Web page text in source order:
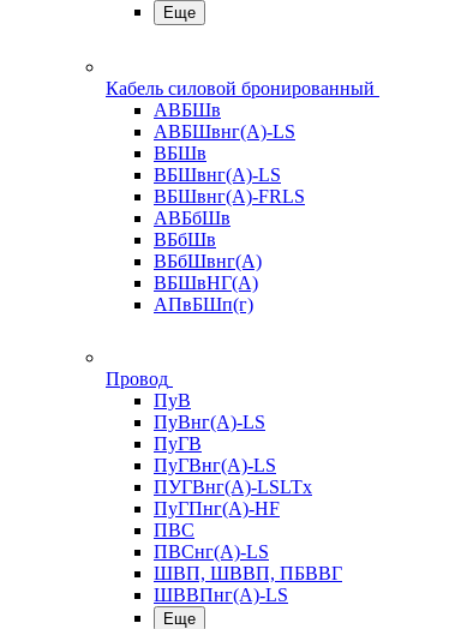
Еще
Кабель силовой бронированный
АВБШв
АВБШвнг(А)-LS
ВБШв
ВБШвнг(А)-LS
ВБШвнг(А)-FRLS
АВБбШв
ВБбШв
ВБбШвнг(А)
ВБШвНГ(А)
АПвБШп(г)
Провод
ПуВ
ПуВнг(А)-LS
ПуГВ
ПуГВнг(А)-LS
ПУГВнг(А)-LSLTx
ПуГПнг(А)-HF
ПВС
ПВСнг(А)-LS
ШВП, ШВВП, ПБВВГ
ШВВПнг(А)-LS
Еще